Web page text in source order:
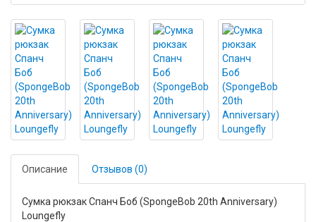
Описание Отзывов (0)
Сумка рюкзак Спанч Боб (SpongeBob 20th Anniversary)
Loungefly